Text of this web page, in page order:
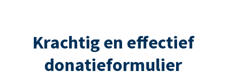
Krachtig en effectief
donatieformulier